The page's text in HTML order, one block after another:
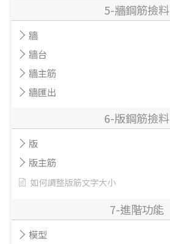
5-牆鋼筋撿料
牆
牆台
牆主筋
牆匯出
6-版鋼筋撿料
版
版主筋
如何調整版筋文字大小
7-進階功能
模型